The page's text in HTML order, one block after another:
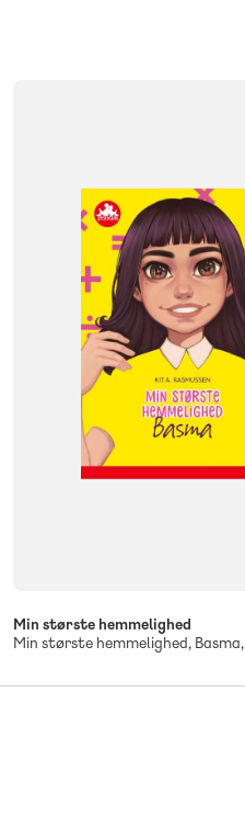
3. klasse 4. klasse 5. klasse 6.
FORMAT
Flergangsbog
9788723545084
Min største hemmelighed